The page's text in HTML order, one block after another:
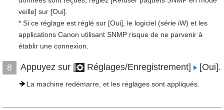
veille] sur [Oui].
* Si ce réglage est réglé sur [Oui], le logiciel (série iW) et les
applications Canon utilisant SNMP risque de ne parvenir à
établir une connexion.
8 Appuyez sur [ Réglages/Enregistrement] [Oui].
La machine redémarre, et les réglages sont appliqués.